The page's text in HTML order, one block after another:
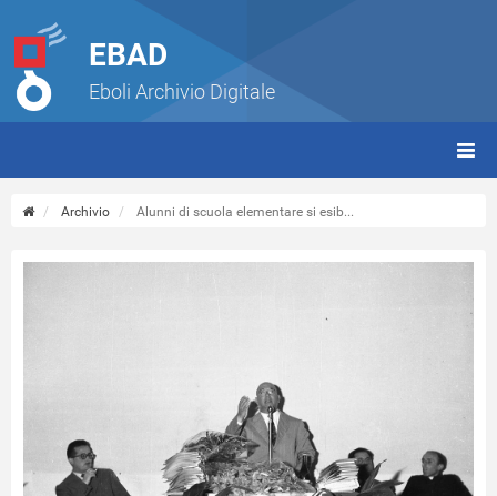
EBAD
Eboli Archivio Digitale
Archivio Alunni di scuola elementare si esib...